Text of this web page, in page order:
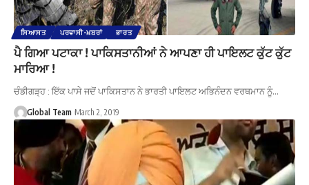
ਸਿਆਸਤ ਪਰਵਾਸੀ-ਖ਼ਬਰਾਂ ਭਾਰਤ
ਪੈ ਗਿਆ ਪਟਾਕਾ ! ਪਾਕਿਸਤਾਨੀਆਂ ਨੇ ਆਪਣਾ ਹੀ ਪਾਇਲਟ ਕੁੱਟ ਕੁੱਟ
ਮਾਰਿਆ !
ਚੰਡੀਗੜ੍ਹ : ਇੱਕ ਪਾਸੇ ਜਦੋਂ ਪਾਕਿਸਤਾਨ ਨੇ ਭਾਰਤੀ ਪਾਇਲਟ ਅਭਿਨੰਦਨ ਵਰਥਮਾਨ ਨੂੰ…
Global Team March 2, 2019